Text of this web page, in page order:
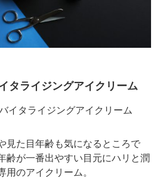
タライジングアイクリーム
見た目年齢も気になるところで
齢が一番出やすい目元にハリと潤
用のアイクリーム。